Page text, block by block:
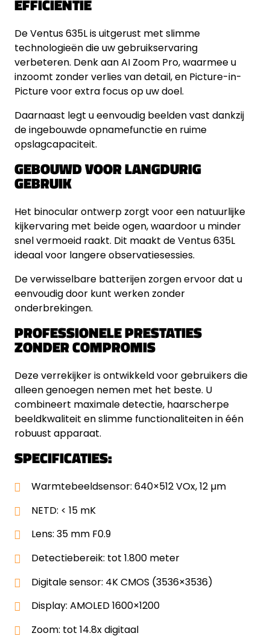
EFFICIËNTIE
De Ventus 635L is uitgerust met slimme
technologieën die uw gebruikservaring
verbeteren. Denk aan AI Zoom Pro, waarmee u
inzoomt zonder verlies van detail, en Picture-in-
Picture voor extra focus op uw doel.
Daarnaast legt u eenvoudig beelden vast dankzij
de ingebouwde opnamefunctie en ruime
opslagcapaciteit.
GEBOUWD VOOR LANGDURIG
GEBRUIK
Het binocular ontwerp zorgt voor een natuurlijke
kijkervaring met beide ogen, waardoor u minder
snel vermoeid raakt. Dit maakt de Ventus 635L
ideaal voor langere observatiesessies.
De verwisselbare batterijen zorgen ervoor dat u
eenvoudig door kunt werken zonder
onderbrekingen.
PROFESSIONELE PRESTATIES
ZONDER COMPROMIS
Deze verrekijker is ontwikkeld voor gebruikers die
alleen genoegen nemen met het beste. U
combineert maximale detectie, haarscherpe
beeldkwaliteit en slimme functionaliteiten in één
robuust apparaat.
SPECIFICATIES:
Warmtebeeldsensor: 640×512 VOx, 12 µm
NETD: < 15 mK
Lens: 35 mm F0.9
Detectiebereik: tot 1.800 meter
Digitale sensor: 4K CMOS (3536×3536)
Display: AMOLED 1600×1200
Zoom: tot 14.8x digitaal